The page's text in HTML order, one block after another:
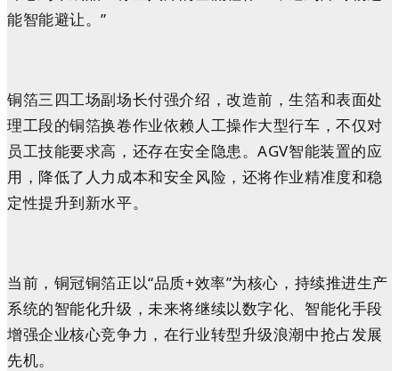
能智能避让。”
铜箔三四工场副场长付强介绍，改造前，生箔和表面处
理工段的铜箔换卷作业依赖人工操作大型行车，不仅对
员工技能要求高，还存在安全隐患。AGV智能装置的应
用，降低了人力成本和安全风险，还将作业精准度和稳
定性提升到新水平。
当前，铜冠铜箔正以“品质+效率”为核心，持续推进生产
系统的智能化升级，未来将继续以数字化、智能化手段
增强企业核心竞争力，在行业转型升级浪潮中抢占发展
先机。